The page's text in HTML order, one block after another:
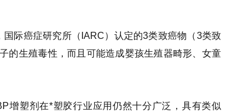
际癌症研究所（IARC）认定的3类致癌物（3类致
的生殖毒性，而且可能造成婴孩生殖器畸形、女童
增塑剂在*塑胶行业应用仍然十分广泛，具有类似